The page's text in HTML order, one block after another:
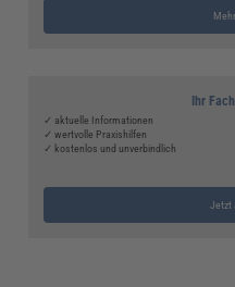
Ihr
✓ aktuelle Informationen
✓ wertvolle Praxishilfen
✓ kostenlos und unverbindlich
Jetzt